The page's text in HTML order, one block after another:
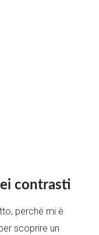
contrasti
perché mi è
scoprire un